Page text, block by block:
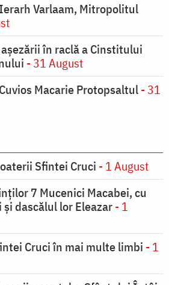
Varlaam, Mitropolitul
în raclă a Cinstitului
- 31 August
Macarie Protopsaltul- 31
Sfintei Cruci - 1 August
7 Mucenici Macabei, cu
dascălul lor Eleazar- 1
Cruci în mai multe limbi - 1